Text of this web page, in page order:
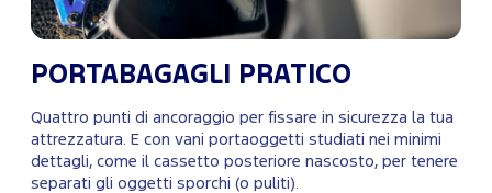
PORTABAGAGLI PRATICO
Quattro punti di ancoraggio per fissare in sicurezza la tua
attrezzatura. E con vani portaoggetti studiati nei minimi
dettagli, come il cassetto posteriore nascosto, per tenere
separati gli oggetti sporchi (o puliti).